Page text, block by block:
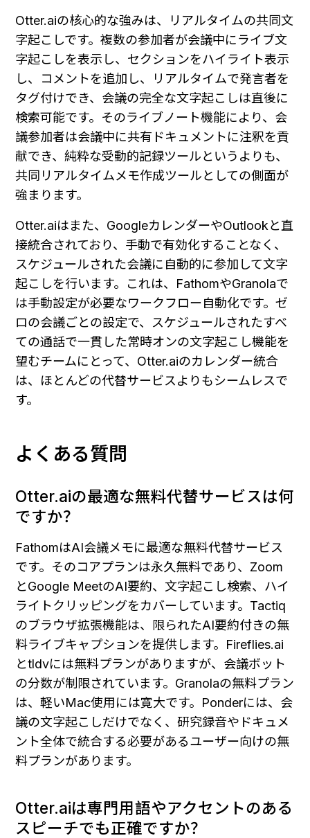
Otter.aiの核心的な強みは、リアルタイムの共同文
字起こしです。複数の参加者が会議中にライブ文
字起こしを表示し、セクションをハイライト表示
し、コメントを追加し、リアルタイムで発言者を
タグ付けでき、会議の完全な文字起こしは直後に
検索可能です。そのライブノート機能により、会
議参加者は会議中に共有ドキュメントに注釈を貢
献でき、純粋な受動的記録ツールというよりも、
共同リアルタイムメモ作成ツールとしての側面が
強まります。
Otter.aiはまた、GoogleカレンダーやOutlookと直
接統合されており、手動で有効化することなく、
スケジュールされた会議に自動的に参加して文字
起こしを行います。これは、FathomやGranolaで
は手動設定が必要なワークフロー自動化です。ゼ
ロの会議ごとの設定で、スケジュールされたすべ
ての通話で一貫した常時オンの文字起こし機能を
望むチームにとって、Otter.aiのカレンダー統合
は、ほとんどの代替サービスよりもシームレスで
す。
よくある質問
Otter.aiの最適な無料代替サービスは何
ですか？
FathomはAI会議メモに最適な無料代替サービス
です。そのコアプランは永久無料であり、Zoom
とGoogle MeetのAI要約、文字起こし検索、ハイ
ライトクリッピングをカバーしています。Tactiq
のブラウザ拡張機能は、限られたAI要約付きの無
料ライブキャプションを提供します。Fireflies.ai
とtldvには無料プランがありますが、会議ボット
の分数が制限されています。Granolaの無料プラン
は、軽いMac使用には寛大です。Ponderには、会
議の文字起こしだけでなく、研究録音やドキュメ
ント全体で統合する必要があるユーザー向けの無
料プランがあります。
Otter.aiは専門用語やアクセントのある
スピーチでも正確ですか？